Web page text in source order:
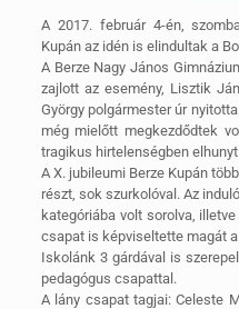
A 2017. február 4-én,
Kupán az idén is elindultak a
A Berze Nagy János
zajlott az esemény, Lisztik
György polgármester úr
még mielőtt megkezdődtek
tragikus hirtelenségben
A X. jubileumi Berze Kupán
részt, sok szurkolóval. Az
kategóriába volt sorolva,
csapat is képviseltette magát
Iskolánk 3 gárdával is
pedagógus csapattal.
A lány csapat tagjai: Celeste